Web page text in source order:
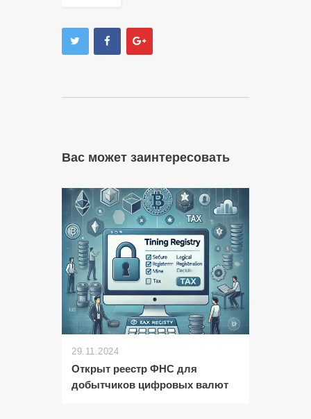
Вас может заинтересовать
29.11.2024
Открыт реестр ФНС для
добытчиков цифровых валют